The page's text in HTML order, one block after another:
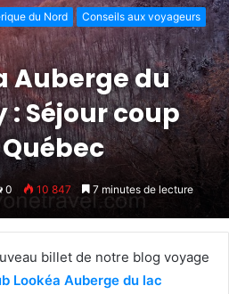
du Nord
Conseils aux voyageurs
Auberge du
: Séjour coup
0 10 847 7 minutes de lecture
billet de notre blog voyage
Lookéa Auberge du lac